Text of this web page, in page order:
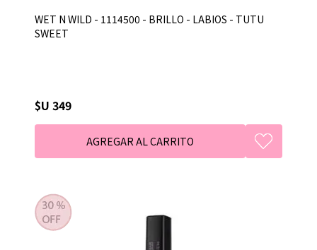
WET N WILD - 1114500 - BRILLO - LABIOS - TUTU
SWEET
$U 349